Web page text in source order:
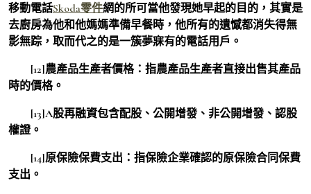
移動電話Skoda零件網的所可當他發現她早起的目的，其實是
去廚房為他和他媽媽準備早餐時，他所有的遺憾都消失得無
影無踪，取而代之的是一簇夢寐有的電話用戶。
[12]農產品生產者價格：指農產品生產者直接出售其產品
時的價格。
[13]A股再融資包含配股、公開增發、非公開增發、認股
權證。
[14]原保險保費支出：指保險企業確認的原保險合同保費
支出。